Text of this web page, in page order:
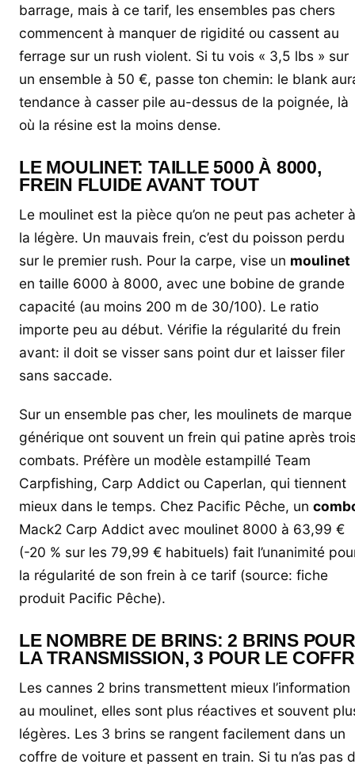
barrage, mais à ce tarif, les ensembles pas chers
commencent à manquer de rigidité ou cassent au
ferrage sur un rush violent. Si tu vois « 3,5 lbs » sur
un ensemble à 50 €, passe ton chemin: le blank
tendance à casser pile au-dessus de la poignée, là
où la résine est la moins dense.
LE MOULINET: TAILLE 5000 À 8000,
FREIN FLUIDE AVANT TOUT
Le moulinet est la pièce qu’on ne peut pas acheter à
la légère. Un mauvais frein, c’est du poisson perdu
sur le premier rush. Pour la carpe, vise un moulinet
en taille 6000 à 8000, avec une bobine de grande
capacité (au moins 200 m de 30/100). Le ratio
importe peu au début. Vérifie la régularité du frein
avant: il doit se visser sans point dur et laisser filer
sans saccade.
Sur un ensemble pas cher, les moulinets de marque
générique ont souvent un frein qui patine après
combats. Préfère un modèle estampillé Team
Carpfishing, Carp Addict ou Caperlan, qui tiennent
mieux dans le temps. Chez Pacific Pêche, un
Mack2 Carp Addict avec moulinet 8000 à 63,99 €
(-20 % sur les 79,99 € habituels) fait l’unanimité
la régularité de son frein à ce tarif (source: fiche
produit Pacific Pêche).
LE NOMBRE DE BRINS: 2 BRINS POUR
LA TRANSMISSION, 3 POUR LE
Les cannes 2 brins transmettent mieux l’information
au moulinet, elles sont plus réactives et souvent
légères. Les 3 brins se rangent facilement dans un
coffre de voiture et passent en train. Si tu n’as pas